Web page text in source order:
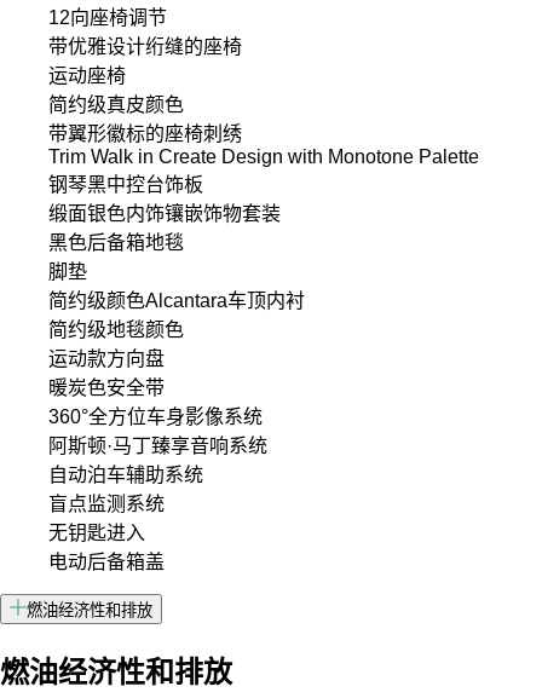
12向座椅调节
带优雅设计绗缝的座椅
运动座椅
简约级真皮颜色
带翼形徽标的座椅刺绣
Trim Walk in Create Design with Monotone Palette
钢琴黑中控台饰板
缎面银色内饰镶嵌饰物套装
黑色后备箱地毯
脚垫
简约级颜色Alcantara车顶内衬
简约级地毯颜色
运动款方向盘
暖炭色安全带
360°全方位车身影像系统
阿斯顿·马丁臻享音响系统
自动泊车辅助系统
盲点监测系统
无钥匙进入
电动后备箱盖
燃油经济性和排放
燃油经济性和排放